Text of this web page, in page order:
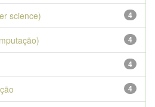
4
science)
4
4
4